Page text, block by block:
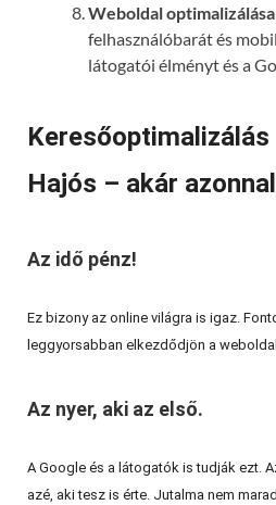
Weboldal optimalizálása
felhasználóbarát és
látogatói élményt és a
Keresőoptimalizálás
Hajós – akár
Az idő pénz!
Ez bizony az online világra is igaz.
leggyorsabban elkezdődjön a
Az nyer, aki az első.
A Google és a látogatók is tudják ezt.
azé, aki tesz is érte. Jutalma nem